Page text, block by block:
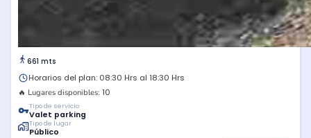
661 mts
Horarios del plan: 08:30 Hrs al 18:30 Hrs
🔥 Lugares disponibles: 10
Tipo de servicio
Valet parking
Tipo de lugar
Público